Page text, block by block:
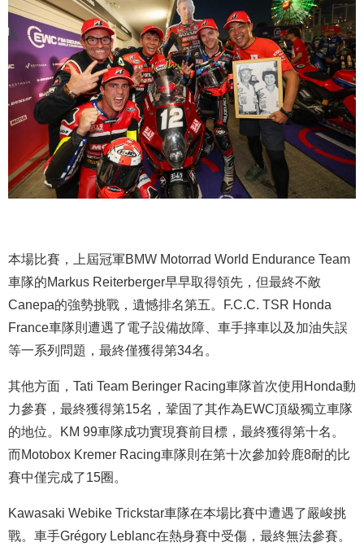
本場比賽，上屆冠軍BMW Motorrad World Endurance Team
車隊的Markus Reiterberger早早取得領先，但最終不敵
Canepa的強勢挑戰，遺憾排名第五。F.C.C. TSR Honda
France車隊則遭遇了電子設備故障、車手摔車以及加油失誤
等一系列問題，最終僅獲得第34名。
其他方面，Tati Team Beringer Racing車隊首次使用Honda動
力參賽，最終獲得第15名，鞏固了其作為EWC頂級獨立車隊
的地位。KM 99車隊成功實現賽前目標，最終獲得第十名。
而Motobox Kremer Racing車隊則在第十次參加鈴鹿8耐的比
賽中僅完成了15圈。
Kawasaki Webike Trickstar車隊在本場比賽中遭遇了嚴峻挑
戰。車手Grégory Leblanc在熱身賽中受傷，最終無法參賽。